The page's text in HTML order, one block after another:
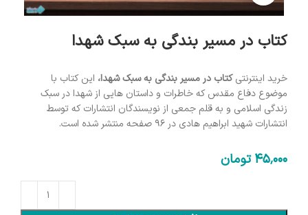
کتاب در مسیر بندگی به سبک شهدا
خرید اینترنتیکتاب در مسیر بندگی به سبک شهدا، این کتاب با
موضوع دفاع مقدس که خاطرات و داستان هایی از شهدا در سبک
زندگی اسلامی و به قلم جمعی از نویسندگان انتشارات که توسط
انتشارات شهید ابراهیم هادی در 96 صفحه منتشر شده است.
45٬000 تومان